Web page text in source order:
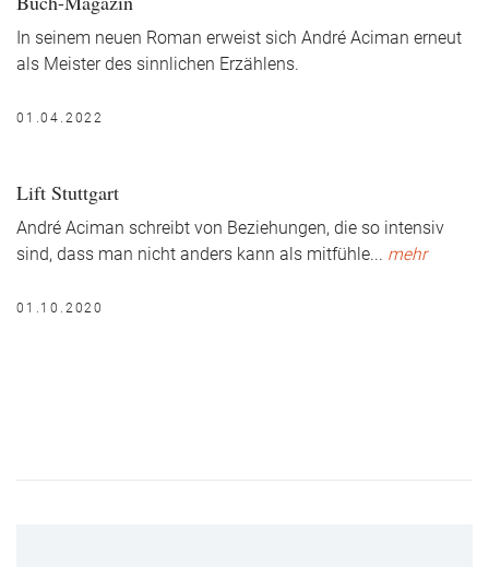
In seinem neuen Roman erweist sich André Aciman erneut
als Meister des sinnlichen Erzählens.
01.04.2022
Lift Stuttgart
André Aciman schreibt von Beziehungen, die so intensiv
sind, dass man nicht anders kann als mitfühle... mehr
01.10.2020